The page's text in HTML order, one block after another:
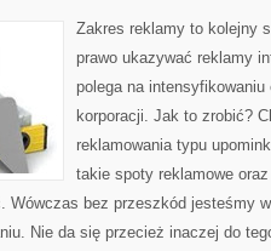
Zakres reklamy to kolejny
prawo ukazywać reklamy
polega na
korporacji. Jak to zrobić?
reklamowania typu
takie spoty reklamowe
Wówczas bez przeszkód jesteśmy
Nie da się przecież inaczej do